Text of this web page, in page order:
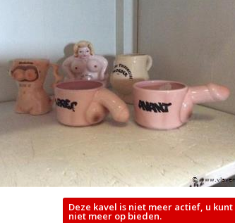
Deze kavel is niet meer actief, u
niet meer op bieden.